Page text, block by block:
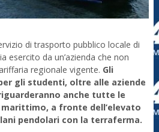
di trasporto pubblico locale di
esercito da un’azienda che non
regionale vigente. Gli
gli studenti, oltre alle aziende
anche tutte le
a fronte dell’elevato
pendolari con la terraferma.